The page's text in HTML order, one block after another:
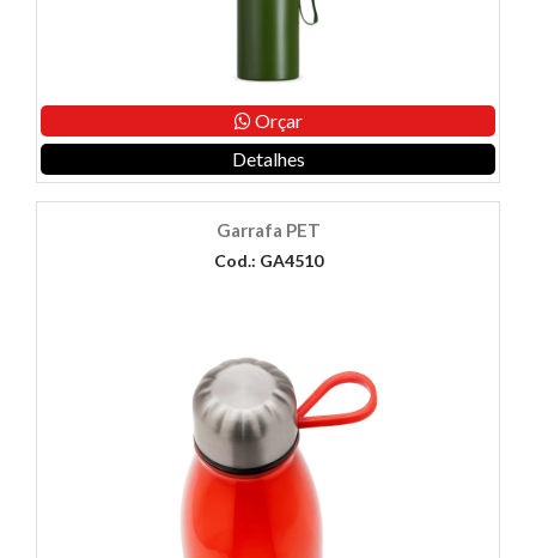
Orçar
Detalhes
Garrafa PET
Cod.: GA4510